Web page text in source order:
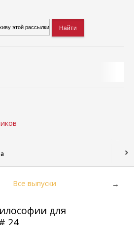
Все выпуски →
для
24